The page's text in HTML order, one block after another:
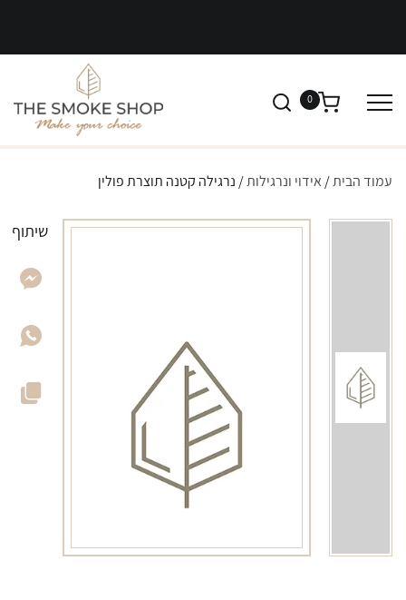
0
עמוד הבית/ אידוי ונרגילות/ נרגילה קטנה תוצרת פולין
שיתוף